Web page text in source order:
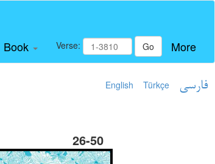
Book Verse: Go More
English Türkçe فارسی
26-50